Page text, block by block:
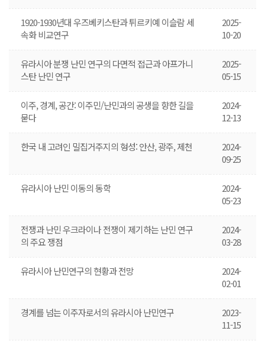
1920-1930년대 우즈베키스탄과 튀르키예 이슬람 세
속화 비교연구
2025-
10-20
유라시아 분쟁 난민 연구의 다면적 접근과 아프가니
스탄 난민 연구
2025-
05-15
이주, 경계, 공간: 이주민/난민과의 공생을 향한 길을
묻다
2024-
12-13
한국 내 고려인 밀집거주지의 형성: 안산, 광주, 제천
2024-
09-25
유라시아 난민 이동의 동학
2024-
05-23
전쟁과 난민 우크라이나 전쟁이 제기하는 난민 연구
의 주요 쟁점
2024-
03-28
유라시아 난민연구의 현황과 전망
2024-
02-01
경계를 넘는 이주자로서의 유라시아 난민연구
2023-
11-15